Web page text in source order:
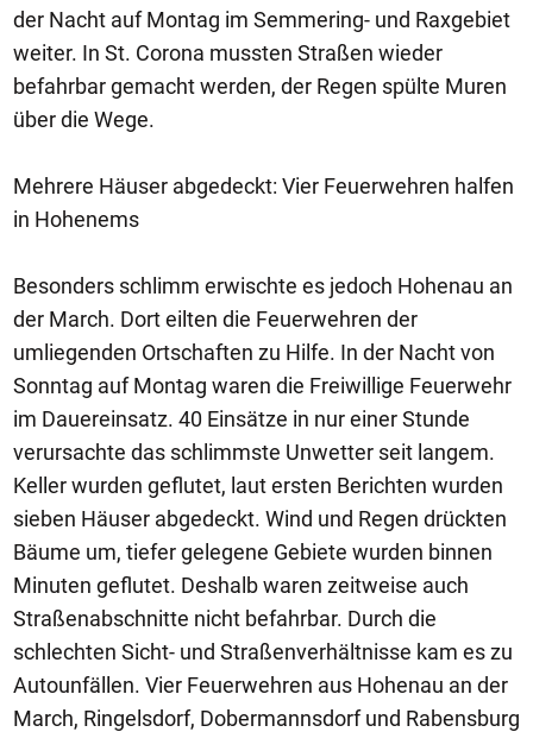
der Nacht auf Montag im Semmering- und Raxgebiet
weiter. In St. Corona mussten Straßen wieder
befahrbar gemacht werden, der Regen spülte Muren
über die Wege.
Mehrere Häuser abgedeckt: Vier Feuerwehren halfen
in Hohenems
Besonders schlimm erwischte es jedoch Hohenau an
der March. Dort eilten die Feuerwehren der
umliegenden Ortschaften zu Hilfe. In der Nacht von
Sonntag auf Montag waren die Freiwillige Feuerwehr
im Dauereinsatz. 40 Einsätze in nur einer Stunde
verursachte das schlimmste Unwetter seit langem.
Keller wurden geflutet, laut ersten Berichten wurden
sieben Häuser abgedeckt. Wind und Regen drückten
Bäume um, tiefer gelegene Gebiete wurden binnen
Minuten geflutet. Deshalb waren zeitweise auch
Straßenabschnitte nicht befahrbar. Durch die
schlechten Sicht- und Straßenverhältnisse kam es zu
Autounfällen. Vier Feuerwehren aus Hohenau an der
March, Ringelsdorf, Dobermannsdorf und Rabensburg